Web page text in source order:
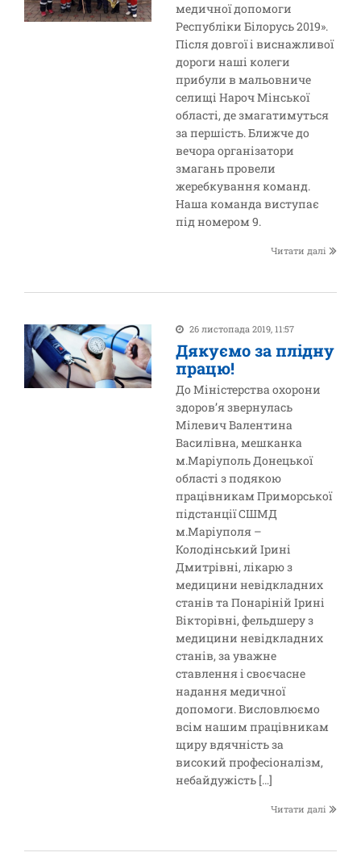
медичної допомоги
Республіки Білорусь 2019».
Після довгої і виснажливої
дороги наші колеги
прибули в мальовниче
селищі Нароч Мінської
області, де змагатимуться
за першість. Ближче до
вечора організатори
змагань провели
жеребкування команд.
Наша команда виступає
під номером 9.
Читати далі
26 листопада 2019, 11:57
Дякуємо за плідну
працю!
До Міністерства охорони
здоров’я звернулась
Мілевич Валентина
Василівна, мешканка
м.Маріуполь Донецької
області з подякою
працівникам Приморської
підстанції СШМД
м.Маріуполя –
Колодінський Ірині
Дмитрівні, лікарю з
медицини невідкладних
станів та Понаріній Ірині
Вікторівні, фельдшеру з
медицини невідкладних
станів, за уважне
ставлення і своєчасне
надання медичної
допомоги. Висловлюємо
всім нашим працівникам
щиру вдячність за
високий професіоналізм,
небайдужість […]
Читати далі